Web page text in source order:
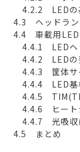
4.2.2 LEDの
4.3 ヘッドラン
4.4 車載用LED
4.4.1 LEDヘッ
4.4.2 LEDの発
4.4.3 筐体サイ
4.4.4 LED基
4.4.5
4.4.6 ヒート
4.4.7 光吸収に
4.5 まとめ